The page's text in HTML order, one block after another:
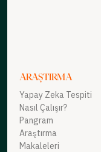
ARAŞTIRMA
Yapay Zeka Tespiti
Nasıl Çalışır?
Pangram
Araştırma
Makaleleri